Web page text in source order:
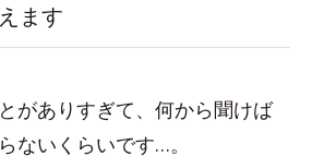
ます
がありすぎて、何から聞けば
ないくらいです…。